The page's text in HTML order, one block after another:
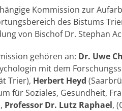
Kommission zur
des Bistums
von Bischof Dr. Stephan
gehören an: Dr. Uwe
mit dem
Trier), Herbert Heyd
für Soziales, Gesundheit,
Professor Dr. Lutz Raphael,